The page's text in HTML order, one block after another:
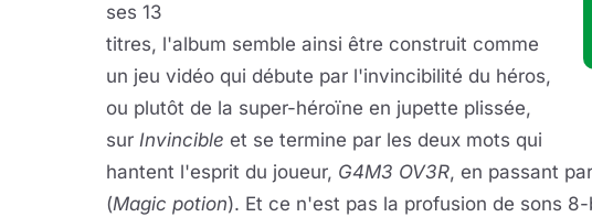
ses 13
titres, l'album semble ainsi être construit comme
un jeu vidéo qui débute par l'invincibilité du héros,
ou plutôt de la super-héroïne en jupette plissée,
sur Invincible et se termine par les deux mots qui
hantent l'esprit du joueur, G4M3 OV3R, en passant
(Magic potion). Et ce n'est pas la profusion de sons